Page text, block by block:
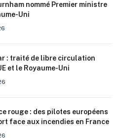
nommé Premier ministre
Uni
: traité de libre circulation
et le Royaume-Uni
rouge : des pilotes européens
face aux incendies en France